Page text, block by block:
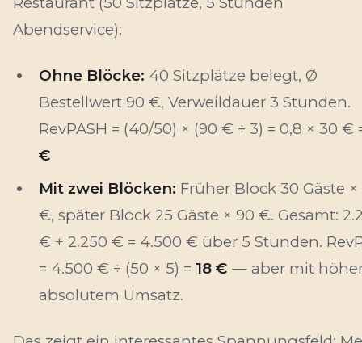
Abendservice):
Ohne Blöcke: 40 Sitzplätze belegt, Ø
Bestellwert 90 €, Verweildauer 3 Stunden.
RevPASH = (40/50) × (90 € ÷ 3) = 0,8 × 30 €
€
Mit zwei Blöcken: Früher Block 30 Gäste ×
€, später Block 25 Gäste × 90 €. Gesamt:
€ + 2.250 € = 4.500 € über 5 Stunden.
= 4.500 € ÷ (50 × 5) = 18 € — aber mit
absolutem Umsatz.